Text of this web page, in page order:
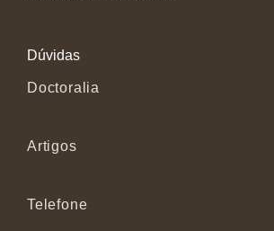
Dúvidas
Doctoralia
Artigos
Telefone